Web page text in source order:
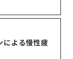
による慢性疲